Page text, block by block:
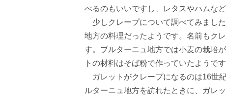
べるのもいいですし、レタスやハムな
少しクレープについて調べてみまし
地方の料理だったようです。名前もク
す。ブルターニュ地方では小麦の栽培
トの材料はそば粉で作っていたようです
ガレットがクレープになるのは16世
ルターニュ地方を訪れたときに、ガレ